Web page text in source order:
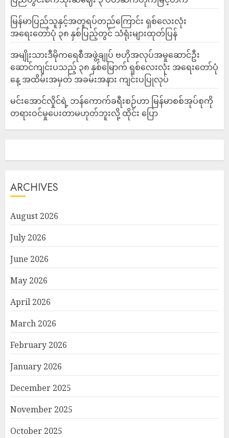
မြန်မာပြည်သူနှင့်အတူရပ်တည်ကြောင်း ရှစ်လေးလုံး
အရေးတော်ပုံ ၃၈ နှစ်ပြည့်တွင် သံရုံးများထုတ်ပြန်
အမျိုးသားဒီမိုကရေစီအဖွဲ့ချုပ် ဗဟိုအလုပ်အမှုဆောင်ဦး
ဆောင်ကျင်းပသည့် ၃၈ နှစ်မြောက် ရှစ်လေးလုံး အရေးတော်ပုံ
နေ့ အထိမ်းအမှတ် အခမ်းအနား ကျင်းပပြုလုပ်
မင်းအောင်လှိုင်ရဲ့ ဘန်ကောက်ခရီးစဉ်ဟာ မြန်မာစစ်အုပ်စုကို
တရားဝင်မှုပေးတာမဟုတ်ဘူးလို့ ထိုင်း ပြော
ARCHIVES
August 2026
July 2026
June 2026
May 2026
April 2026
March 2026
February 2026
January 2026
December 2025
November 2025
October 2025